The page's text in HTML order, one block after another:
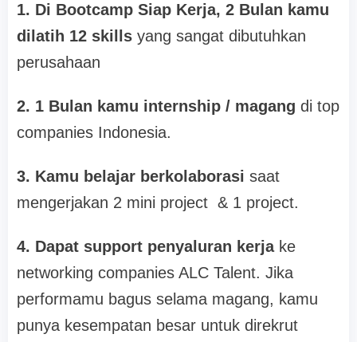
1. Di Bootcamp Siap Kerja, 2 Bulan kamu
dilatih 12 skills yang sangat dibutuhkan
perusahaan
2. 1 Bulan kamu internship / magang di top
companies Indonesia.
3. Kamu belajar berkolaborasi saat
mengerjakan 2 mini project & 1 project.
4. Dapat support penyaluran kerjake
networking companies ALC Talent. Jika
performamu bagus selama magang, kamu
punya kesempatan besar untuk direkrut